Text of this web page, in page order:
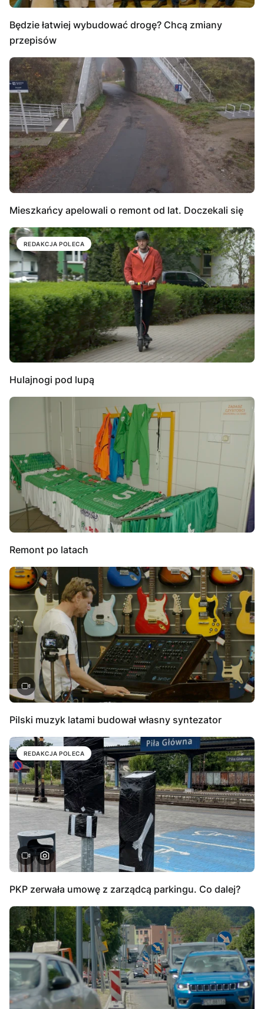
Będzie łatwiej wybudować drogę? Chcą zmiany
przepisów
Mieszkańcy apelowali o remont od lat. Doczekali się
REDAKCJA POLECA
Hulajnogi pod lupą
Remont po latach
Pilski muzyk latami budował własny syntezator
REDAKCJA POLECA
PKP zerwała umowę z zarządcą parkingu. Co dalej?